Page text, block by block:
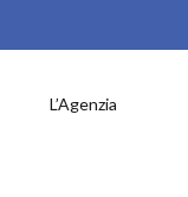
L’Agenzia